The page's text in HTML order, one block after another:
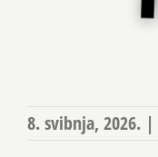
8. svibnja, 2026. |